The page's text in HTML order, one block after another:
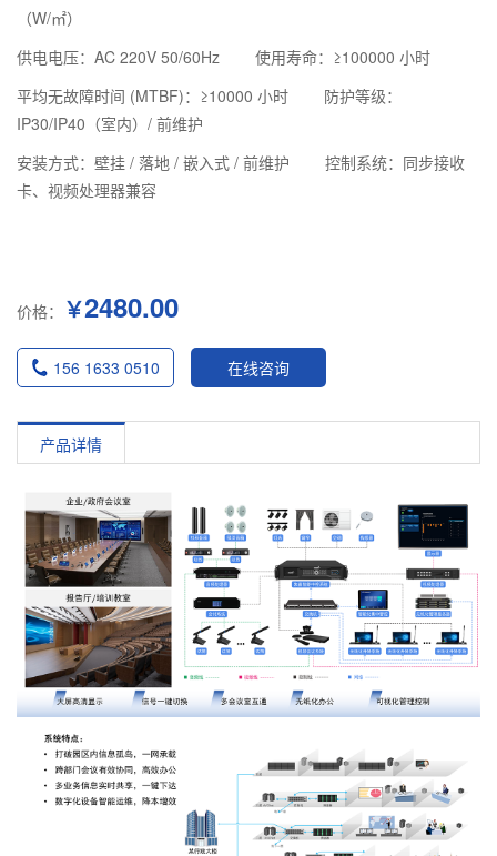
（W/㎡）
供电电压：AC 220V 50/60Hz 使用寿命：≥100000 小时
平均无故障时间 (MTBF)：≥10000 小时 防护等级：
IP30/IP40（室内）/ 前维护
安装方式：壁挂 / 落地 / 嵌入式 / 前维护 控制系统：同步接收
卡、视频处理器兼容
价格： ￥2480.00
156 1633 0510 在线咨询
产品详情